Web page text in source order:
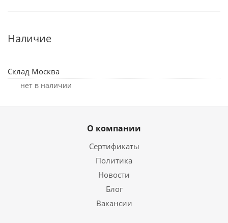
Наличие
Склад Москва
Нет в наличии
О компании
Сертификаты
Политика
Новости
Блог
Вакансии